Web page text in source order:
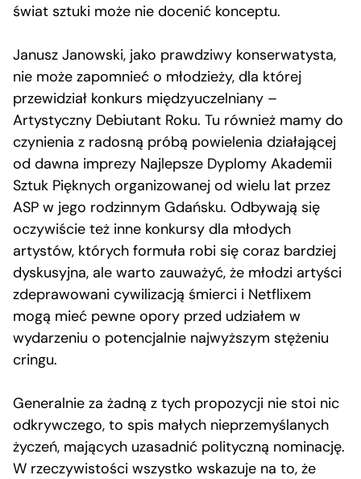
świat sztuki może nie docenić konceptu.
Janusz Janowski, jako prawdziwy konserwatysta,
nie może zapomnieć o młodzieży, dla której
przewidział konkurs międzyuczelniany –
Artystyczny Debiutant Roku. Tu również mamy do
czynienia z radosną próbą powielenia działającej
od dawna imprezy Najlepsze Dyplomy Akademii
Sztuk Pięknych organizowanej od wielu lat przez
ASP w jego rodzinnym Gdańsku. Odbywają się
oczywiście też inne konkursy dla młodych
artystów, których formuła robi się coraz bardziej
dyskusyjna, ale warto zauważyć, że młodzi artyści
zdeprawowani cywilizacją śmierci i Netflixem
mogą mieć pewne opory przed udziałem w
wydarzeniu o potencjalnie najwyższym stężeniu
cringu.
Generalnie za żadną z tych propozycji nie stoi nic
odkrywczego, to spis małych nieprzemyślanych
życzeń, mających uzasadnić polityczną nominację.
W rzeczywistości wszystko wskazuje na to, że